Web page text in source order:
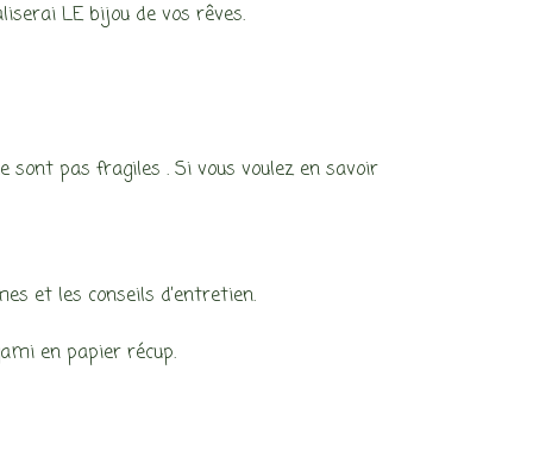
LE bijou de vos rêves.
sont pas fragiles . Si vous voulez en savoir
et les conseils d’entretien.
en papier récup.